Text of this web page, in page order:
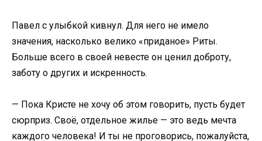
Павел с улыбкой кивнул. Для него не имело
значения, насколько велико «приданое» Риты.
Больше всего в своей невесте он ценил доброту,
заботу о других и искренность.
— Пока Кристе не хочу об этом говорить, пусть будет
сюрприз. Своё, отдельное жилье — это ведь мечта
каждого человека! И ты не проговорись, пожалуйста,